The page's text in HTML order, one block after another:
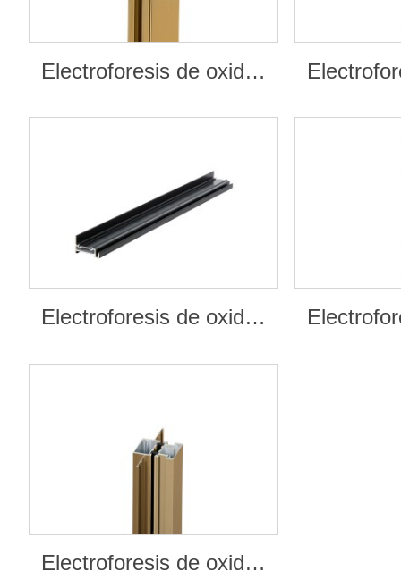
Electroforesis de oxidación
Electroforesis de oxidación
Electroforesis de oxidación